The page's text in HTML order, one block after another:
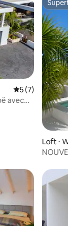
: 4,89 sur 5
Évaluation
5 (7)
avec
Loft ⋅